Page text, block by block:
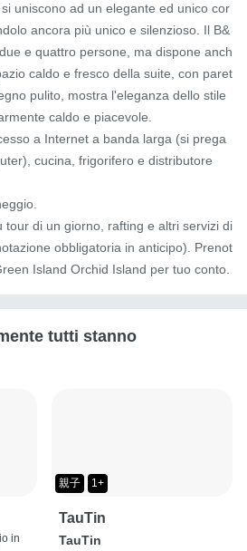
uniscono ad un elegante ed unico cor
ancora più unico e silenzioso. Il B&
e quattro persone, ma dispone anch
caldo e fresco della suite, con paret
pulito, mostra l'eleganza dello stile
caldo e piacevole.
a Internet a banda larga (si prega
cucina, frigorifero e distributore
tour di un giorno, rafting e altri servizi di
obbligatoria in anticipo). Prenot
Island Orchid Island per tuo conto.
tutti stanno
in
親子 1+
TauTin
TauTin